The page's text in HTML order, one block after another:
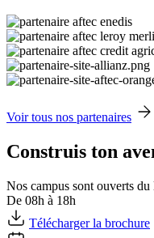
Voir tous nos partenaires
Construis ton
Nos campus sont ouverts
De 08h à 18h
Télécharger la brochure